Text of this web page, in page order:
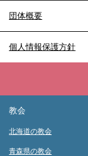
団体概要
個人情報保護方針
教会
北海道の教会
青森県の教会